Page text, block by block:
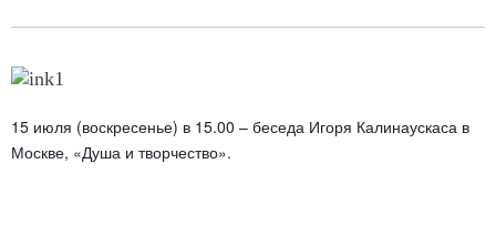
Kalinauskas
INK
15 июля (воскресенье) в 15.00 – беседа Игоря Калинаускаса в
Москве, «Душа и творчество».